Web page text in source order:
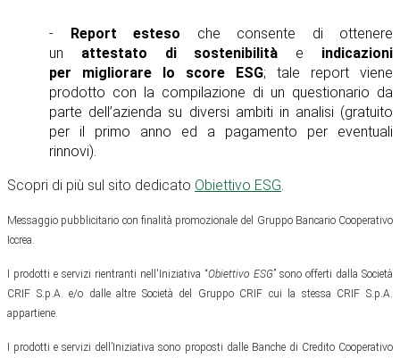
- Report esteso che consente di ottenere
un attestato di sostenibilità e indicazioni
per migliorare lo score ESG; tale report viene
prodotto con la compilazione di un questionario da
parte dell’azienda su diversi ambiti in analisi (gratuito
per il primo anno ed a pagamento per eventuali
rinnovi).
Scopri di più sul sito dedicato Obiettivo ESG.
Messaggio pubblicitario con finalità promozionale del Gruppo Bancario Cooperativo
Iccrea.
I prodotti e servizi rientranti nell'Iniziativa “Obiettivo ESG” sono offerti dalla Società
CRIF S.p.A. e/o dalle altre Società del Gruppo CRIF cui la stessa CRIF S.p.A.
appartiene.
I prodotti e servizi dell’Iniziativa sono proposti dalle Banche di Credito Cooperativo